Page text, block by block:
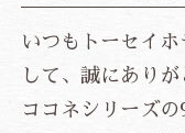
いつもトーセイ
して、誠にありが
ココネシリーズ